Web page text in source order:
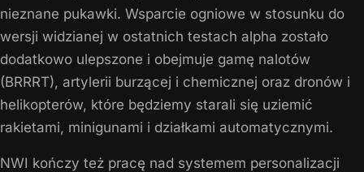
nieznane pukawki. Wsparcie ogniowe w stosunku do
wersji widzianej w ostatnich testach alpha zostało
dodatkowo ulepszone i obejmuje gamę nalotów
(BRRRT), artylerii burzącej i chemicznej oraz dronów i
helikopterów, które będziemy starali się uziemić
rakietami, minigunami i działkami automatycznymi.
NWI kończy też pracę nad systemem personalizacji